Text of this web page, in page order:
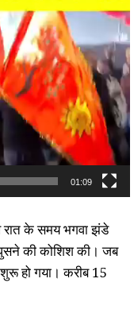
01:09
रात के समय भगवा झंडे
की कोशिश की। जब
हो गया। करीब 15